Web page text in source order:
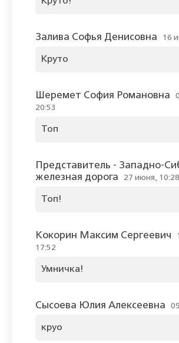
Залива Софья Денисовна 16
Круто
Шеремет София Романовна
20:53
Топ
Представитель - Западно-
железная дорога
27 июня, 10:28
Топ!
Кокорин Максим Сергеевич
17:52
Умничка!
Сысоева Юлия Алексеевна
круо